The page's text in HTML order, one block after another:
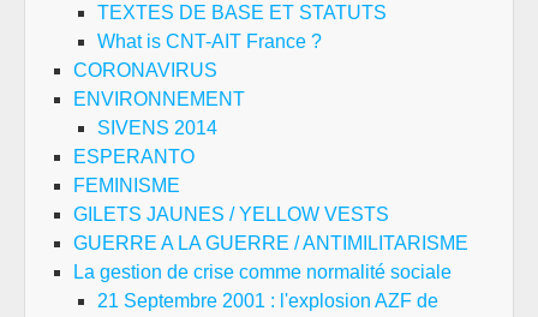
TEXTES DE BASE ET STATUTS
What is CNT-AIT France ?
CORONAVIRUS
ENVIRONNEMENT
SIVENS 2014
ESPERANTO
FEMINISME
GILETS JAUNES / YELLOW VESTS
GUERRE A LA GUERRE / ANTIMILITARISME
La gestion de crise comme normalité sociale
21 Septembre 2001 : l'explosion AZF de